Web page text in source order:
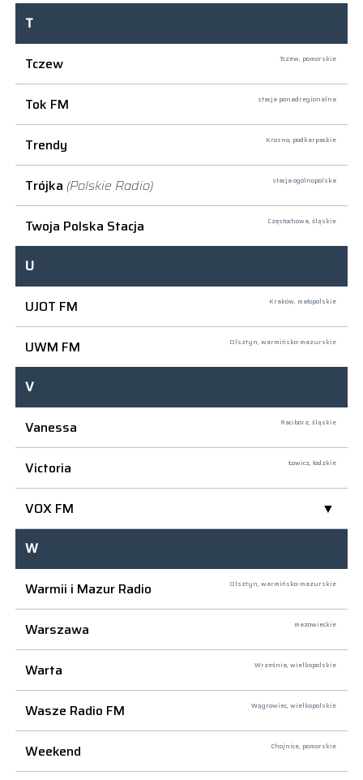
T
Tczew
Tczew, pomorskie
Tok FM stacja ponadregionalna
Trendy Krosno, podkarpackie
Trójka (Polskie Radio) stacja ogólnopolska
Twoja Polska Stacja Częstochowa, śląskie
U
UJOT FM
Kraków, małopolskie
UWM FM Olsztyn, warmińsko-mazurskie
V
Vanessa
Racibórz, śląskie
Victoria Łowicz, łódzkie
VOX FM
W
Warmii i Mazur Radio
Olsztyn, warmińsko-mazurskie
Warszawa mazowieckie
Warta Września, wielkopolskie
Wasze Radio FM Wągrowiec, wielkopolskie
Weekend Chojnice, pomorskie